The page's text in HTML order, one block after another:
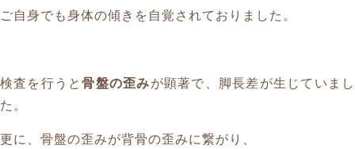
ご自身でも身体の傾きを自覚されておりました。
検査を行うと骨盤の歪みが顕著で、脚長差が生じていまし
た。
更に、骨盤の歪みが背骨の歪みに繋がり、